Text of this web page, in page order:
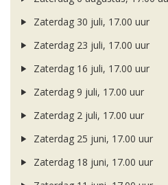
Zaterdag 30 juli, 17.00 uur
Zaterdag 23 juli, 17.00 uur
Zaterdag 16 juli, 17.00 uur
Zaterdag 9 juli, 17.00 uur
Zaterdag 2 juli, 17.00 uur
Zaterdag 25 juni, 17.00 uur
Zaterdag 18 juni, 17.00 uur